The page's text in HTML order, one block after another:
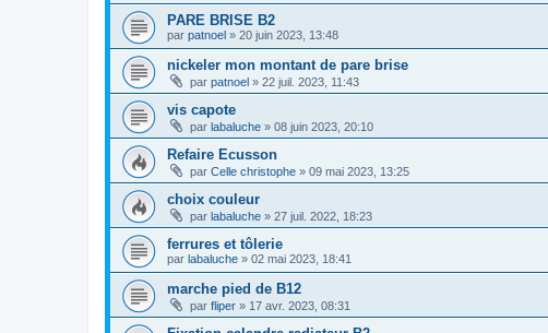
PARE BRISE B2
par patnoel » 20 juin 2023, 13:48
nickeler mon montant de pare brise
par patnoel » 22 juil. 2023, 11:43
vis capote
par labaluche » 08 juin 2023, 20:10
Refaire Ecusson
par Celle christophe » 09 mai 2023, 13:25
choix couleur
par labaluche » 27 juil. 2022, 18:23
ferrures et tôlerie
par labaluche » 02 mai 2023, 18:41
marche pied de B12
par fliper » 17 avr. 2023, 08:31